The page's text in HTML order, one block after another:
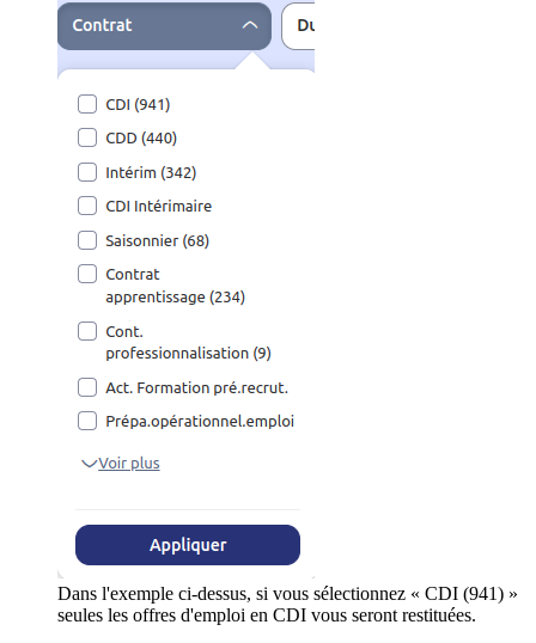
Dans l'exemple ci-dessus, si vous sélectionnez « CDI (941) »
seules les offres d'emploi en CDI vous seront restituées.